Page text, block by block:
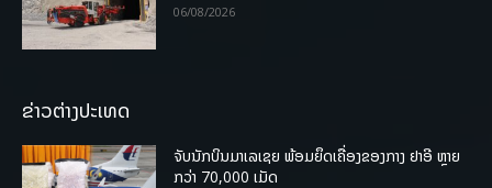
06/08/2026
ຂ່າວຕ່າງປະເທດ
ຈັບນັກບິນມາເລເຊຍ ພ້ອມຍຶດເຄື່ອງຂອງກາງ ຢາອີ ຫຼາຍ
ກວ່າ 70,000 ເມັດ